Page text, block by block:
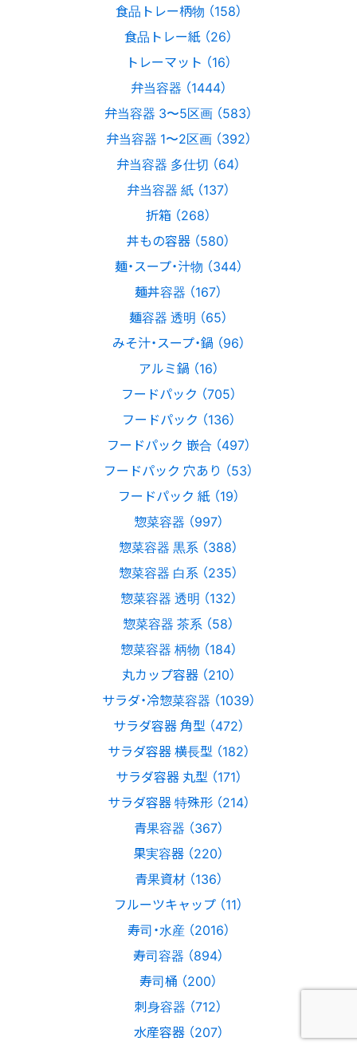
食品トレー柄物 （158）
食品トレー紙 （26）
トレーマット （16）
弁当容器 （1444）
弁当容器 3〜5区画 （583）
弁当容器 1〜2区画 （392）
弁当容器 多仕切 （64）
弁当容器 紙 （137）
折箱 （268）
丼もの容器 （580）
麺・スープ・汁物 （344）
麺丼容器 （167）
麺容器 透明 （65）
みそ汁・スープ・鍋 （96）
アルミ鍋 （16）
フードパック （705）
フードパック （136）
フードパック 嵌合 （497）
フードパック 穴あり （53）
フードパック 紙 （19）
惣菜容器 （997）
惣菜容器 黒系 （388）
惣菜容器 白系 （235）
惣菜容器 透明 （132）
惣菜容器 茶系 （58）
惣菜容器 柄物 （184）
丸カップ容器 （210）
サラダ・冷惣菜容器 （1039）
サラダ容器 角型 （472）
サラダ容器 横長型 （182）
サラダ容器 丸型 （171）
サラダ容器 特殊形 （214）
青果容器 （367）
果実容器 （220）
青果資材 （136）
フルーツキャップ （11）
寿司・水産 （2016）
寿司容器 （894）
寿司桶 （200）
刺身容器 （712）
水産容器 （207）